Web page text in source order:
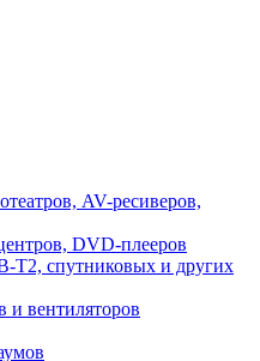
AV-ресиверов,
DVD-плееров
T2, спутниковых и других
и вентиляторов